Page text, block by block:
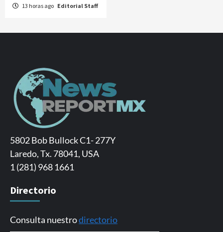
13 horas ago Editorial Staff
5802 Bob Bullock C1- 277Y
Laredo, Tx. 78041, USA
1 (281) 968 1661
Directorio
Consulta nuestrodirectorio